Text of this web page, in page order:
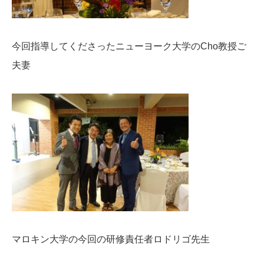
今回指導してくださったニューヨーク大学のCho教授ご
夫妻
マロキン大学の今回の研修責任者ロドリゴ先生